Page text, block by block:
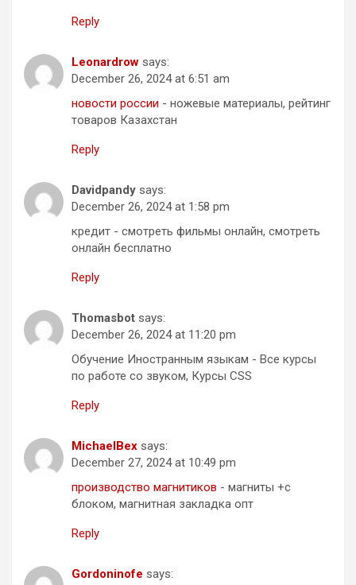
Reply
Leonardrow says:
December 26, 2024 at 6:51 am
новости россии - ножевые материалы, рейтинг
товаров Казахстан
Reply
Davidpandy says:
December 26, 2024 at 1:58 pm
кредит - смотреть фильмы онлайн, смотреть
онлайн бесплатно
Reply
Thomasbot says:
December 26, 2024 at 11:20 pm
Обучение Иностранным языкам - Все курсы
по работе со звуком, Курсы CSS
Reply
MichaelBex says:
December 27, 2024 at 10:49 pm
производство магнитиков - магниты +с
блоком, магнитная закладка опт
Reply
Gordoninofe says: